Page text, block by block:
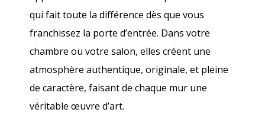
qui fait toute la différence dès que vous
franchissez la porte d’entrée. Dans votre
chambre ou votre salon, elles créent une
atmosphère authentique, originale, et pleine
de caractère, faisant de chaque mur une
véritable œuvre d’art.